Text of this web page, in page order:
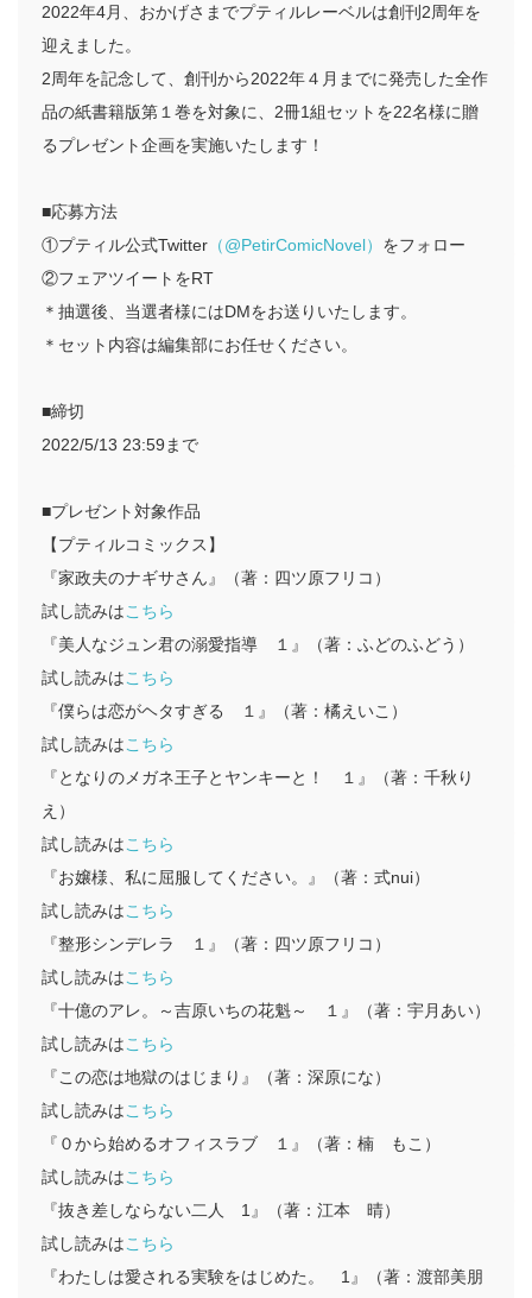
2022年4月、おかげさまでプティルレーベルは創刊2周年を
迎えました。
2周年を記念して、創刊から2022年４月までに発売した全作
品の紙書籍版第１巻を対象に、2冊1組セットを22名様に贈
るプレゼント企画を実施いたします！
■応募方法
①プティル公式Twitter （@PetirComicNovel） をフォロー
②フェアツイートをRT
＊抽選後、当選者様にはDMをお送りいたします。
＊セット内容は編集部にお任せください。
■締切
2022/5/13 23:59まで
■プレゼント対象作品
【プティルコミックス】
『家政夫のナギサさん』（著：四ツ原フリコ）
試し読みはこちら
『美人なジュン君の溺愛指導 １』（著：ふどのふどう）
試し読みはこちら
『僕らは恋がヘタすぎる １』（著：橘えいこ）
試し読みはこちら
『となりのメガネ王子とヤンキーと！ １』（著：千秋り
え）
試し読みはこちら
『お嬢様、私に屈服してください。』（著：式nui）
試し読みはこちら
『整形シンデレラ １』（著：四ツ原フリコ）
試し読みはこちら
『十億のアレ。～吉原いちの花魁～ １』（著：宇月あい）
試し読みはこちら
『この恋は地獄のはじまり』（著：深原にな）
試し読みはこちら
『０から始めるオフィスラブ １』（著：楠 もこ）
試し読みはこちら
『抜き差しならない二人 1』（著：江本 晴）
試し読みはこちら
『わたしは愛される実験をはじめた。 1』（著：渡部美朋